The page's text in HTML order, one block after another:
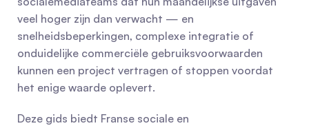
veel hoger zijn dan verwacht — en
snelheidsbeperkingen, complexe integratie of
onduidelijke commerciële gebruiksvoorwaarden
kunnen een project vertragen of stoppen voordat
het enige waarde oplevert.
Deze gids biedt Franse sociale en